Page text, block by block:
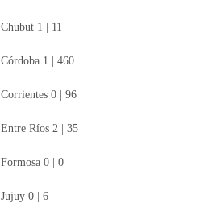
Chubut 1 | 11
Córdoba 1 | 460
Corrientes 0 | 96
Entre Ríos 2 | 35
Formosa 0 | 0
Jujuy 0 | 6